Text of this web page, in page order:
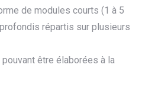
de modules courts (1 à 5
répartis sur plusieurs
pouvant être élaborées à la